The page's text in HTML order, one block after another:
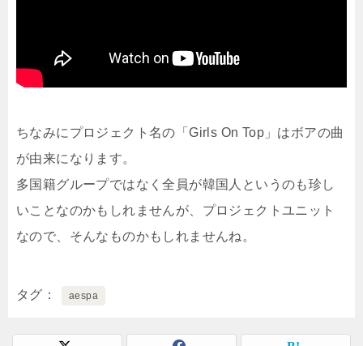
ちなみにプロジェクト名の「Girls On Top」はボアの曲
が由来になります。
多国籍グループではなく全員が韓国人というのも珍し
いことなのかもしれませんが、プロジェクトユニット
なので、そんなものかもしれませんね。
タグ aespa